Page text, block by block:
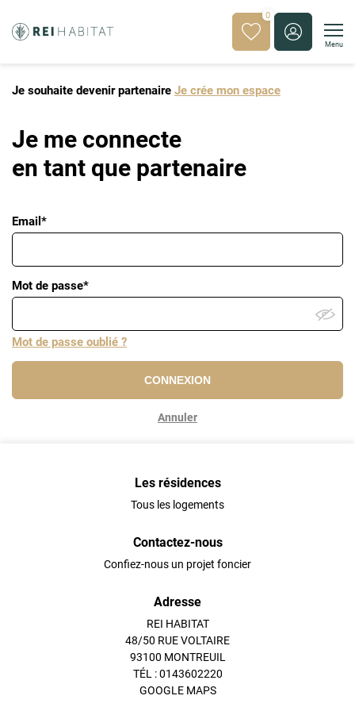
0
Menu
Je souhaite devenir partenaire Je crée mon espace
Je me connecte
en tant que partenaire
Email*
Mot de passe*
Mot de passe oublié ?
CONNEXION
Annuler
Les résidences
Tous les logements
Contactez-nous
Confiez-nous un projet foncier
Adresse
REI HABITAT
48/50 RUE VOLTAIRE
93100 MONTREUIL
TÉL : 0143602220
GOOGLE MAPS